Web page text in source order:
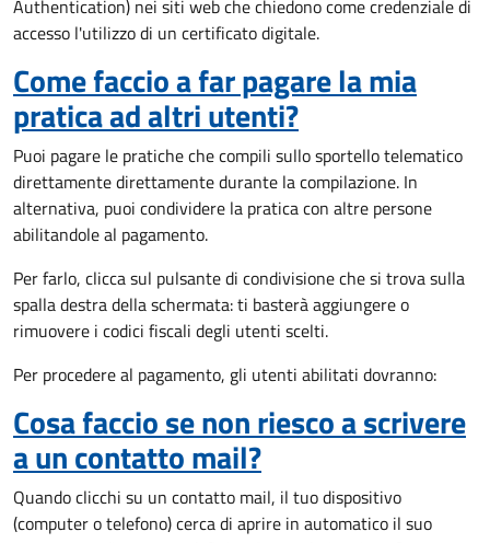
Authentication) nei siti web che chiedono come credenziale di
accesso l'utilizzo di un certificato digitale.
Come faccio a far pagare la mia
pratica ad altri utenti?
Puoi pagare le pratiche che compili sullo sportello telematico
direttamente direttamente durante la compilazione. In
alternativa, puoi condividere la pratica con altre persone
abilitandole al pagamento.
Per farlo, clicca sul pulsante di condivisione che si trova sulla
spalla destra della schermata: ti basterà aggiungere o
rimuovere i codici fiscali degli utenti scelti.
Per procedere al pagamento, gli utenti abilitati dovranno:
Cosa faccio se non riesco a scrivere
a un contatto mail?
Quando clicchi su un contatto mail, il tuo dispositivo
(computer o telefono) cerca di aprire in automatico il suo